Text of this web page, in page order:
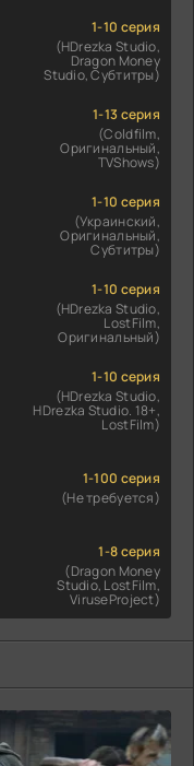
1-10 серия
(HDrezka Studio,
Dragon Money
Studio, Субтитры)
1-13 серия
(Coldfilm,
Оригинальный,
TVShows)
1-10 серия
(Украинский,
Оригинальный,
Субтитры)
1-10 серия
(HDrezka Studio,
LostFilm,
Оригинальный)
1-10 серия
(HDrezka Studio,
HDrezka Studio. 18+,
LostFilm)
1-100 серия
(Не требуется)
1-8 серия
(Dragon Money
Studio, LostFilm,
ViruseProject)